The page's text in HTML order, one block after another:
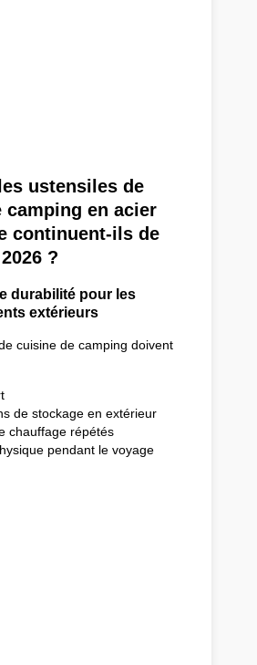
ustensiles de
camping en acier
continuent-ils de
?
durabilité pour les
extérieurs
cuisine de camping doivent
de stockage en extérieur
chauffage répétés
pendant le voyage